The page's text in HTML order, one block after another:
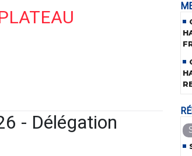
- Délégation